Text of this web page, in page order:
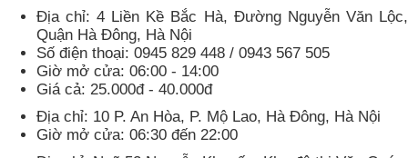
Địa chỉ: 4 Liền Kề Bắc Hà, Đường Nguyễn Văn Lộc,
Quận Hà Đông, Hà Nội
Số điện thoại: 0945 829 448 / 0943 567 505
Giờ mở cửa: 06:00 - 14:00
Giá cả: 25.000đ - 40.000đ
Địa chỉ: 10 P. An Hòa, P. Mộ Lao, Hà Đông, Hà Nội
Giờ mở cửa: 06:30 đến 22:00